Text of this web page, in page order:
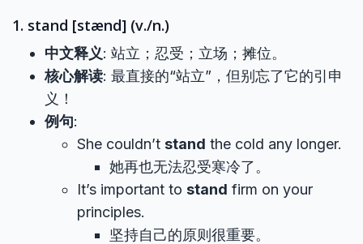
1. stand [stænd] (v./n.)
中文释义: 站立；忍受；立场；摊位。
核心解读: 最直接的“站立”，但别忘了它的引申
义！
例句:
She couldn’t stand the cold any longer.
她再也无法忍受寒冷了。
It’s important to stand firm on your
principles.
坚持自己的原则很重要。